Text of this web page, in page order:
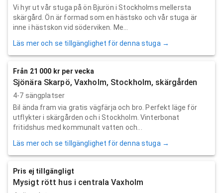
Vi hyr ut vår stuga på ön Bjurön i Stockholms mellersta
skärgård. Ön är formad som en hästsko och vår stuga är
inne i hästskon vid söderviken. Me...
Läs mer och se tillgänglighet för denna stuga →
Från 21 000 kr per vecka
Sjönära Skarpö, Vaxholm, Stockholm, skärgården
4-7 sängplatser
Bil ända fram via gratis vägfärja och bro. Perfekt läge för
utflykter i skärgården och i Stockholm. Vinterbonat
fritidshus med kommunalt vatten och...
Läs mer och se tillgänglighet för denna stuga →
Pris ej tillgängligt
Mysigt rött hus i centrala Vaxholm